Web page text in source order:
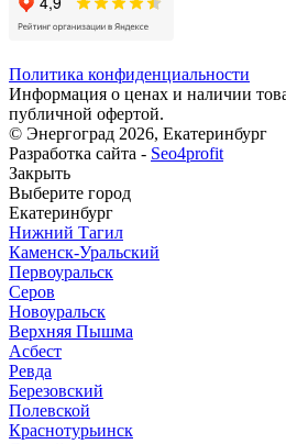
Политика конфиденциальности
Информация о ценах и наличии
публичной офертой.
© Энергоград 2026, Екатеринбург
Разработка сайта - Seo4profit
Закрыть
Выберите город
Екатеринбург
Нижний Тагил
Каменск-Уральский
Первоуральск
Серов
Новоуральск
Верхняя Пышма
Асбест
Ревда
Березовский
Полевской
Краснотурьинск